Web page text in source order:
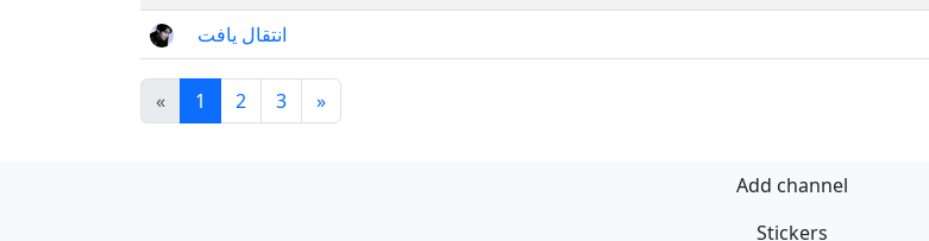
‌ ‌ ‌انتقال یافت
« 1 2 3 »
Add channel
Stickers